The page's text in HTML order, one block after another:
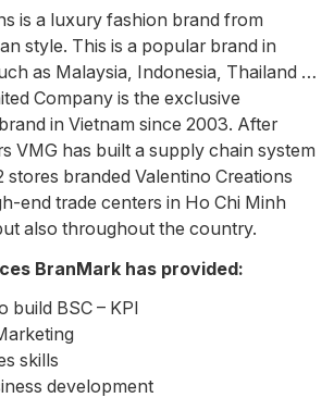
is a luxury fashion brand from
style. This is a popular brand in
as Malaysia, Indonesia, Thailand …
Company is the exclusive
in Vietnam since 2003. After
VMG has built a supply chain system
branded Valentino Creations
end trade centers in Ho Chi Minh
also throughout the country.
BranMark has provided:
build BSC – KPI
skills
development